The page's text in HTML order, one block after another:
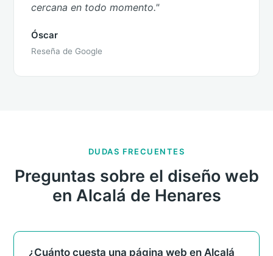
cercana en todo momento."
Óscar
Reseña de Google
DUDAS FRECUENTES
Preguntas sobre el diseño web
en Alcalá de Henares
¿Cuánto cuesta una página web en Alcalá